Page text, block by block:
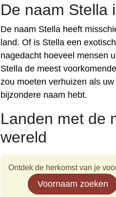
De naam Stella
De naam Stella heeft
land. Of is Stella een
nagedacht hoeveel mensen
Stella de meest
zou moeten verhuizen als
bijzondere naam hebt.
Landen met de
wereld
Ontdek de herkomst van je
Voornaam zoeken